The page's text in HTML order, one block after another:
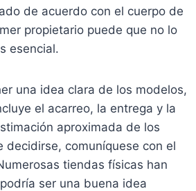
de acuerdo con el cuerpo de
propietario puede que no lo
esencial.
una idea clara de los modelos,
el acarreo, la entrega y la
aproximada de los
comuníquese con el
tiendas físicas han
ser una buena idea